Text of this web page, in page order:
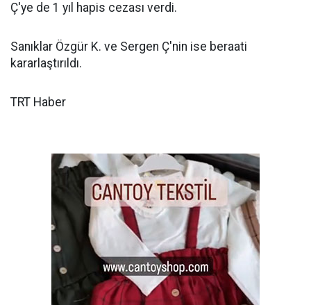
Ç'ye de 1 yıl hapis cezası verdi.
Sanıklar Özgür K. ve Sergen Ç'nin ise beraati
kararlaştırıldı.
TRT Haber